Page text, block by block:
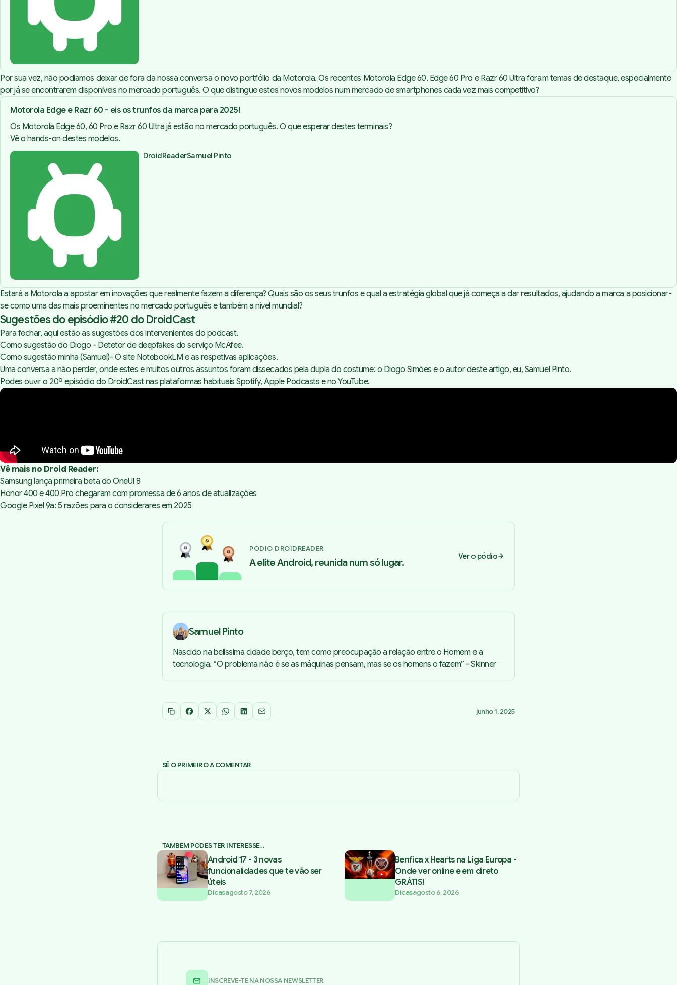
Por sua vez, não podíamos deixar de fora da nossa conversa o novo portfólio da Motorola. Os recentes Motorola Edge 60, Edge 60 Pro e Razr 60 Ultra foram temas de destaque, especialmente
por já se encontrarem disponíveis no mercado português. O que distingue estes novos modelos num mercado de smartphones cada vez mais competitivo?
Motorola Edge e Razr 60 - eis os trunfos da marca para 2025!
Os Motorola Edge 60, 60 Pro e Razr 60 Ultra já estão no mercado português. O que esperar destes terminais?
Vê o hands-on destes modelos.
DroidReaderSamuel Pinto
Estará a Motorola a apostar em inovações que realmente fazem a diferença? Quais são os seus trunfos e qual a estratégia global que já começa a dar resultados, ajudando a marca a posicionar-
se como uma das mais proeminentes no mercado português e também a nível mundial?
Sugestões do episódio #20 do DroidCast
Para fechar, aqui estão as sugestões dos intervenientes do podcast.
Como sugestão do Diogo - Detetor de deepfakes do serviço McAfee.
Como sugestão minha (Samuel)- O site NotebookLMe as respetivasaplicações.
Uma conversa a não perder, onde estes e muitos outros assuntos foram dissecados pela dupla do costume: o Diogo Simões e o autor deste artigo, eu, Samuel Pinto.
Podes ouvir o 20º episódio do DroidCast nas plataformas habituaisSpotify,Apple Podcasts e no YouTube.
Vê mais no Droid Reader:
Samsung lança primeira beta do OneUI 8
Honor 400 e 400 Pro chegaram com promessa de 6 anos de atualizações
Google Pixel 9a: 5 razões para o considerares em 2025
PÓDIO DROIDREADER
A elite Android, reunida num só lugar. Ver o pódio
Samuel Pinto
Nascido na belíssima cidade berço, tem como preocupação a relação entre o Homem e a
tecnologia. “O problema não é se as máquinas pensam, mas se os homens o fazem” - Skinner
Copiar link
Facebook
X WhatsApp
LinkedInEmail junho 1, 2025
SÊ O PRIMEIRO A COMENTAR
TAMBÉM PODES TER INTERESSE…
Android 17 - 3 novas
funcionalidades que te vão ser
úteis
Dicasagosto 7, 2026
Benfica x Hearts na Liga Europa -
Onde ver online e em direto
GRÁTIS!
Dicasagosto 6, 2026
INSCREVE-TE NA NOSSA NEWSLETTER